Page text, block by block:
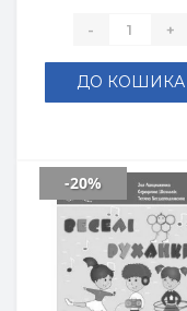
- +
ДО КОШИКА
-20%